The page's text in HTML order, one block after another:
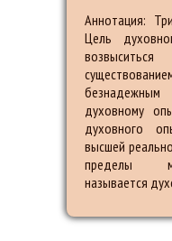
Аннотация:
Цель
духовному
духовного
высшей
пределы
называется